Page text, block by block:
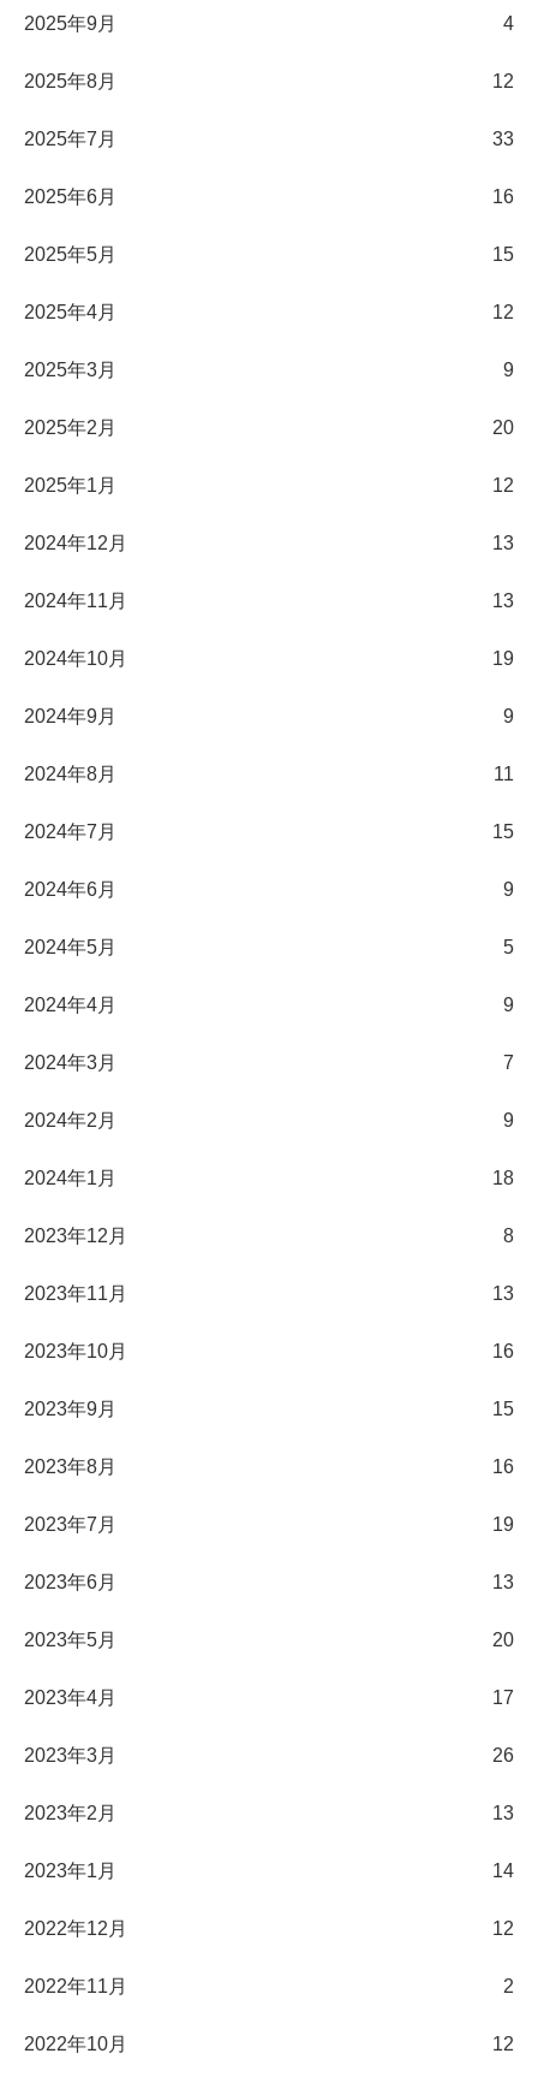
2025年9月 4
2025年8月 12
2025年7月 33
2025年6月 16
2025年5月 15
2025年4月 12
2025年3月 9
2025年2月 20
2025年1月 12
2024年12月 13
2024年11月 13
2024年10月 19
2024年9月 9
2024年8月 11
2024年7月 15
2024年6月 9
2024年5月 5
2024年4月 9
2024年3月 7
2024年2月 9
2024年1月 18
2023年12月 8
2023年11月 13
2023年10月 16
2023年9月 15
2023年8月 16
2023年7月 19
2023年6月 13
2023年5月 20
2023年4月 17
2023年3月 26
2023年2月 13
2023年1月 14
2022年12月 12
2022年11月 2
2022年10月 12